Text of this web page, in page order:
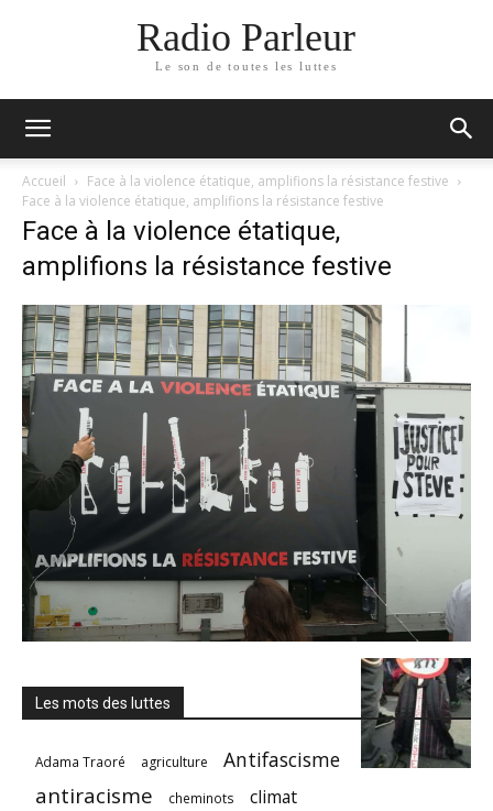
Radio Parleur
Le son de toutes les luttes
Accueil
Face à la violence étatique, amplifions la résistance festive
Face à la violence étatique, amplifions la résistance festive
Face à la violence étatique,
amplifions la résistance festive
Les mots des luttes
Adama Traoré agriculture Antifascisme
antiracisme cheminots climat